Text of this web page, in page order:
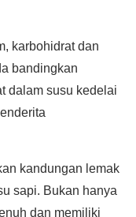
karbohidrat dan
bandingkan
dalam susu kedelai
kandungan lemak
sapi. Bukan hanya
dan memiliki